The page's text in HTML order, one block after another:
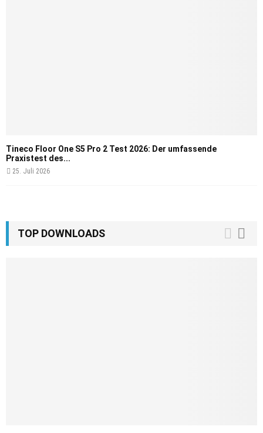
Tineco Floor One S5 Pro 2 Test 2026: Der umfassende
Praxistest des...
25. Juli 2026
TOP DOWNLOADS